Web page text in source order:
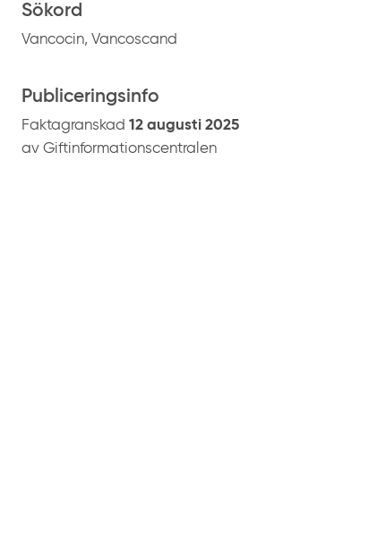
Sökord
Vancocin, Vancoscand
Publiceringsinfo
Faktagranskad 12 augusti 2025
av Giftinformationscentralen